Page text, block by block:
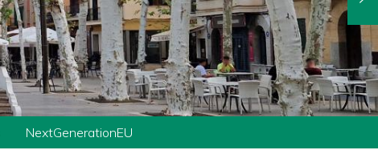
NextGenerationEU